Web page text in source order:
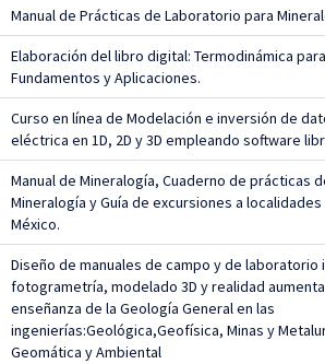
Manual de Prácticas de Laboratorio para
Elaboración del libro digital: Termodinámica
Fundamentos y Aplicaciones.
Curso en línea de Modelación e inversión de
eléctrica en 1D, 2D y 3D empleando software
Manual de Mineralogía, Cuaderno de prácticas
Mineralogía y Guía de excursiones a
México.
Diseño de manuales de campo y de laboratorio
fotogrametría, modelado 3D y realidad
enseñanza de la Geología General en las
ingenierías:Geológica,Geofísica, Minas y
Geomática y Ambiental